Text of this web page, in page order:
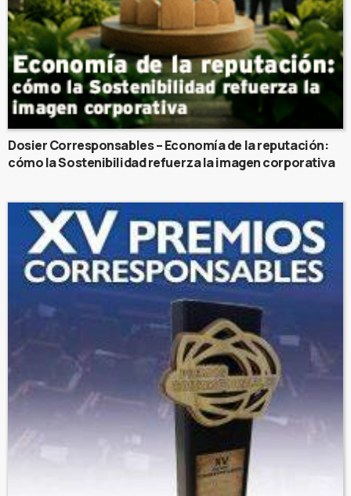
Dosier Corresponsables – Economía de la reputación:
cómo la Sostenibilidad refuerza la imagen corporativa